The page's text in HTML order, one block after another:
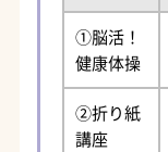
①脳活！
健康体操
②折り紙
講座